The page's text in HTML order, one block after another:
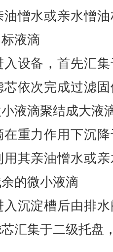
憎水或亲水憎
液滴
设备，首先汇
依次完成过滤
液滴聚结成大液
重力作用下沉
其亲油憎水或
的微小液滴
沉淀槽后由排
汇集于二级托盘